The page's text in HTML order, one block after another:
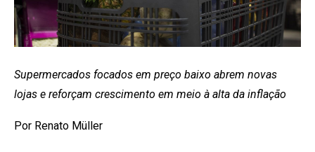
Supermercados focados em preço baixo abrem novas
lojas e reforçam crescimento em meio à alta da inflação
Por Renato Müller